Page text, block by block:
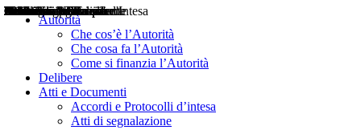
Autorità
Che cos’è l’Autorità
Che cosa fa l’Autorità
Come si finanzia l’Autorità
Delibere
Atti e Documenti
Accordi e Protocolli d’intesa
Atti di segnalazione
Delibere
Pareri
Consultazioni
Audizioni
Atti di Segnalazione
Accordi e Protocolli d'Intesa
Relazioni annuali
Misure di regolazione
Notizie
Comunicati Stampa
Bollettini ART
Convegni ART
Interviste del Presidente
Articoli in primo piano
Interventi del Presidente
2004
2005
2010
2013
2014
2015
2016
2017
2018
2019
202
2020
2021
2022
2023
2024
2025
2026
Aereo
Marittimo
Terrestre